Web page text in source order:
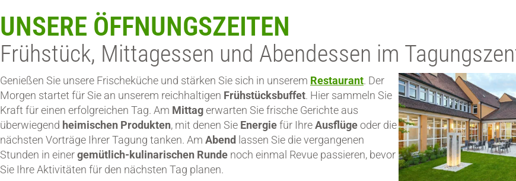
UNSERE ÖFFNUNGSZEITEN
Frühstück, Mittagessen und Abendessen im
Genießen Sie unsere Frischeküche und stärken Sie sich in unserem Restaurant. Der
Morgen startet für Sie an unserem reichhaltigen Frühstücksbuffet. Hier sammeln Sie
Kraft für einen erfolgreichen Tag. Am Mittagerwarten Sie frische Gerichte aus
überwiegend heimischen Produkten, mit denen Sie Energiefür IhreAusflügeoder die
nächsten Vorträge Ihrer Tagung tanken. Am Abend lassen Sie die vergangenen
Stunden in einergemütlich-kulinarischen Runde noch einmal Revue passieren, bevor
Sie Ihre Aktivitäten für den nächsten Tag planen.